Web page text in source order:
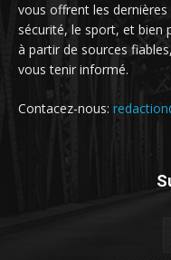
vous offrent les
sécurité, le sport, et bien
à partir de sources
vous tenir informé.
Contacez-nous: